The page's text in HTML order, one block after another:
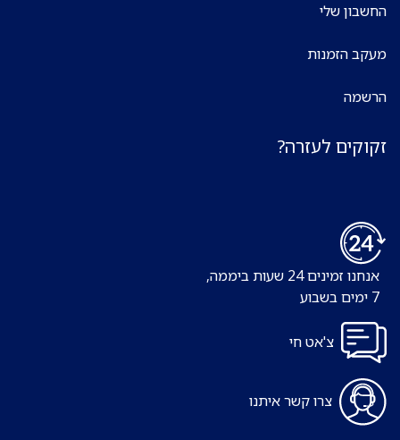
החשבון שלי
מעקב הזמנות
הרשמה
זקוקים לעזרה?
אנחנו זמינים 24 שעות ביממה,
צ'אט חי
צרו קשר איתנו